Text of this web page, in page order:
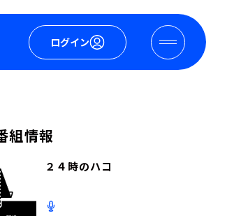
ログイン
組情報
２４時のハコ